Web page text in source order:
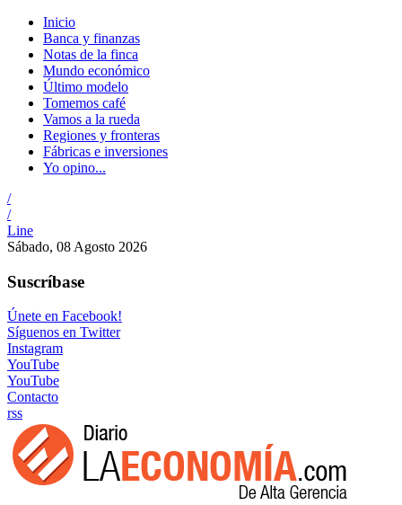
Inicio
Banca y finanzas
Notas de la finca
Mundo económico
Último modelo
Tomemos café
Vamos a la rueda
Regiones y fronteras
Fábricas e inversiones
Yo opino...
/
/
Line
Sábado, 08 Agosto 2026
Suscríbase
Únete en Facebook!
Síguenos en Twitter
Instagram
YouTube
YouTube
Contacto
rss